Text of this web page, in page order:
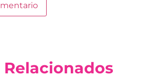
Relacionados